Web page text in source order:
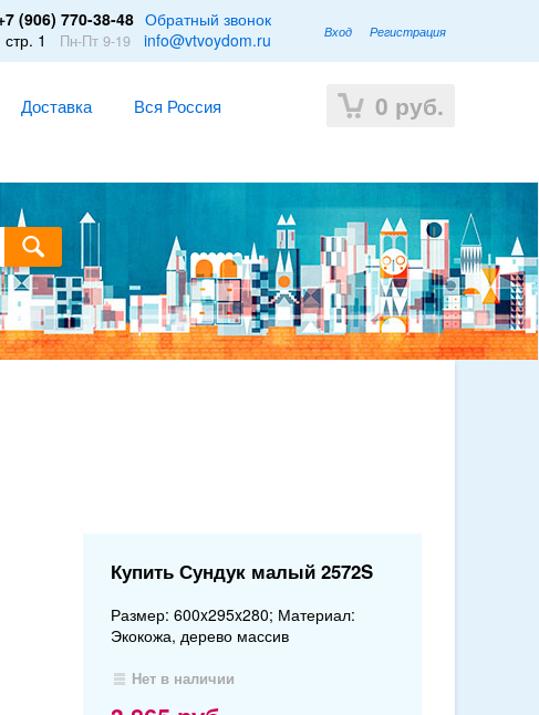
Вход Регистрация
(906) 770-38-48 Обратный звонок
1
Пн-Пт 9-19 info@vtvoydom.ru
0 руб.
Доставка
Вся Россия
Купить Сундук малый 2572S
Размер: 600x295x280; Материал:
Экокожа, дерево массив
Нет в наличии